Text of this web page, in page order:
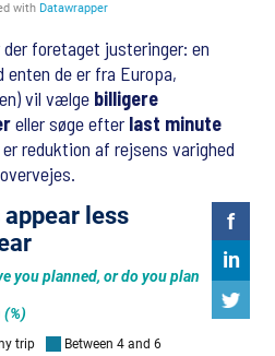
foretaget justeringer: en
enten de er fra Europa,
vil vælge billigere
eller søge efter last minute
reduktion af rejsens varighed